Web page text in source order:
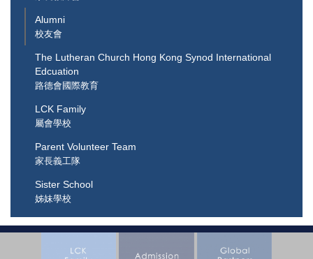
Alumni
校友會
The Lutheran Church Hong Kong Synod International
Edcuation
路德會國際教育
LCK Family
屬會學校
Parent Volunteer Team
家長義工隊
Sister School
姊妹學校